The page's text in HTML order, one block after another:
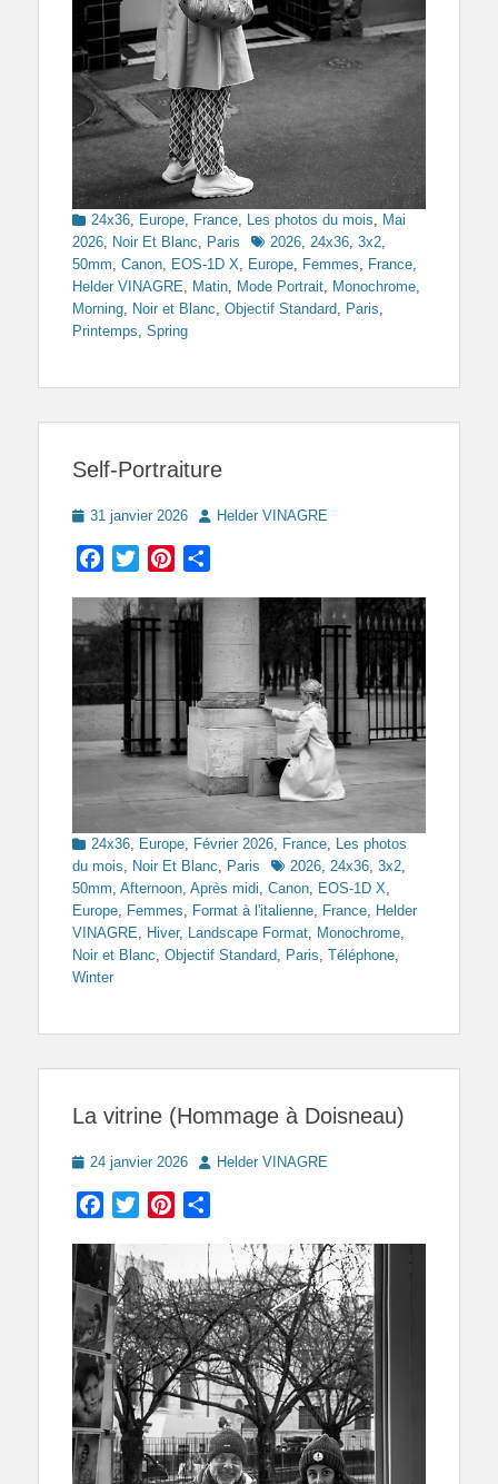
Categories
24x36, Europe, France, Les photos du mois, Mai
2026, Noir Et Blanc, Paris Tags2026, 24x36, 3x2,
50mm, Canon, EOS-1D X, Europe, Femmes, France,
Helder VINAGRE, Matin, Mode Portrait, Monochrome,
Morning, Noir et Blanc, Objectif Standard, Paris,
Printemps, Spring
Self-Portraiture
Posted
31 janvier 2026 AuthorHelder VINAGRE
Facebook
TwitterPinterest
Categories
24x36, Europe, Février 2026, France, Les photos
du mois, Noir Et Blanc, Paris Tags2026, 24x36, 3x2,
50mm, Afternoon, Après midi, Canon, EOS-1D X,
Europe, Femmes, Format à l'italienne, France, Helder
VINAGRE, Hiver, Landscape Format, Monochrome,
Noir et Blanc, Objectif Standard, Paris, Téléphone,
Winter
La vitrine (Hommage à Doisneau)
Posted
24 janvier 2026 AuthorHelder VINAGRE
Facebook
TwitterPinterest